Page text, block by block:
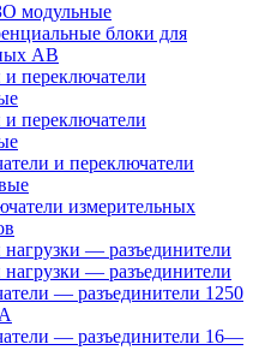
модульные
блоки для
АВ
переключатели
переключатели
и переключатели
измерительных
— разъединители
— разъединители
— разъединители 1250
— разъединители 16—